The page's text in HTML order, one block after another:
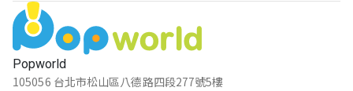
Popworld
105056 台北市松山區八德路四段277號5樓